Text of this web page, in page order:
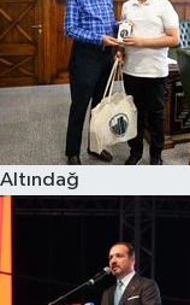
Altındağ
Yaşam-